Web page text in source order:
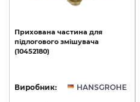
Прихована частина для
підлогового змішувача
(10452180)
Виробник: HANSGROHE